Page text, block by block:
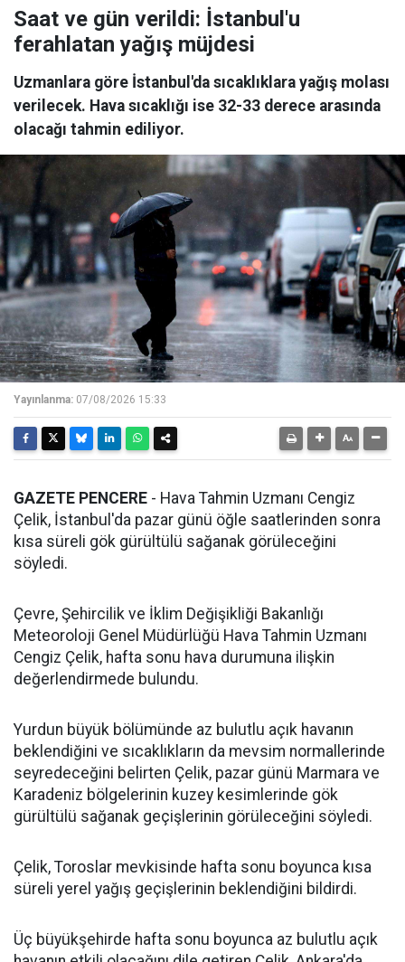
Saat ve gün verildi: İstanbul'u
ferahlatan yağış müjdesi
Uzmanlara göre İstanbul'da sıcaklıklara yağış molası
verilecek. Hava sıcaklığı ise 32-33 derece arasında
olacağı tahmin ediliyor.
Yayınlanma: 07/08/2026 15:33
GAZETE PENCERE - Hava Tahmin Uzmanı Cengiz
Çelik, İstanbul'da pazar günü öğle saatlerinden sonra
kısa süreli gök gürültülü sağanak görüleceğini
söyledi.
Çevre, Şehircilik ve İklim Değişikliği Bakanlığı
Meteoroloji Genel Müdürlüğü Hava Tahmin Uzmanı
Cengiz Çelik, hafta sonu hava durumuna ilişkin
değerlendirmede bulundu.
Yurdun büyük bölümünde az bulutlu açık havanın
beklendiğini ve sıcaklıkların da mevsim normallerinde
seyredeceğini belirten Çelik, pazar günü Marmara ve
Karadeniz bölgelerinin kuzey kesimlerinde gök
gürültülü sağanak geçişlerinin görüleceğini söyledi.
Çelik, Toroslar mevkisinde hafta sonu boyunca kısa
süreli yerel yağış geçişlerinin beklendiğini bildirdi.
Üç büyükşehirde hafta sonu boyunca az bulutlu açık